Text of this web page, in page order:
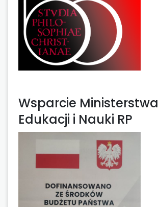
Wsparcie Ministerstwa
Edukacji i Nauki RP